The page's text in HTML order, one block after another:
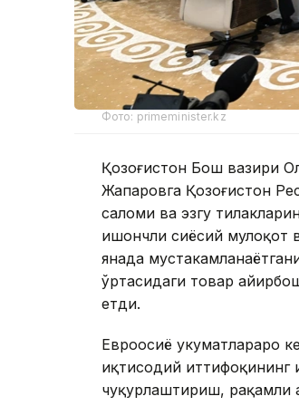
Фото: primeminister.kz
Қозоғистон Бош вазири
Жапаровга Қозоғистон
саломи ва эзгу
ишончли сиёсий мулоқот
янада
ўртасидаги товар
етди.
Евроосиё ҳукуматлараро
иқтисодий иттифоқининг
чуқурлаштириш, рақамли